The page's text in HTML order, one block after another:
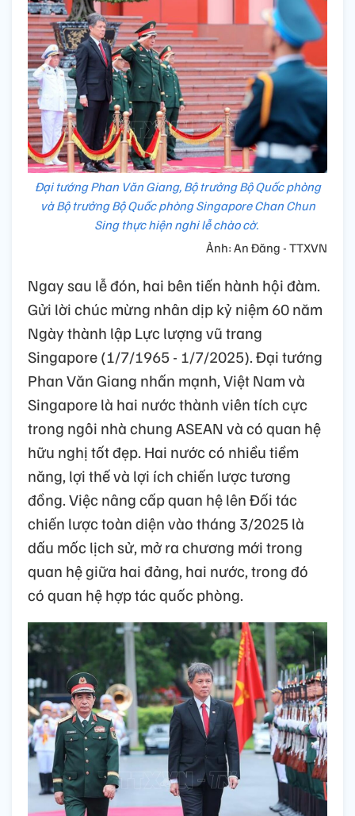
Đại tướng Phan Văn Giang, Bộ trưởng Bộ Quốc phòng
và Bộ trưởng Bộ Quốc phòng Singapore Chan Chun
Sing thực hiện nghi lễ chào cờ.
Ảnh: An Đăng - TTXVN
Ngay sau lễ đón, hai bên tiến hành hội đàm.
Gửi lời chúc mừng nhân dịp kỷ niệm 60 năm
Ngày thành lập Lực lượng vũ trang
Singapore (1/7/1965 - 1/7/2025). Đại tướng
Phan Văn Giang nhấn mạnh, Việt Nam và
Singapore là hai nước thành viên tích cực
trong ngôi nhà chung ASEAN và có quan hệ
hữu nghị tốt đẹp. Hai nước có nhiều tiềm
năng, lợi thế và lợi ích chiến lược tương
đồng. Việc nâng cấp quan hệ lên Đối tác
chiến lược toàn diện vào tháng 3/2025 là
dấu mốc lịch sử, mở ra chương mới trong
quan hệ giữa hai đảng, hai nước, trong đó
có quan hệ hợp tác quốc phòng.